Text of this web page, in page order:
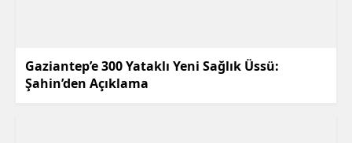
Gaziantep’e 300 Yataklı Yeni Sağlık Üssü:
Şahin’den Açıklama